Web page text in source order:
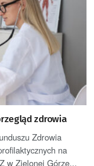
zdrowia
Zdrowia
na
w Zielonej Górze...